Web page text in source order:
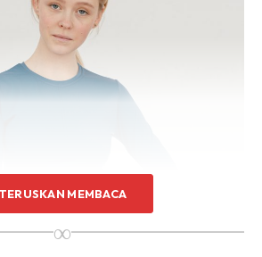
TERUSKAN MEMBACA
∞